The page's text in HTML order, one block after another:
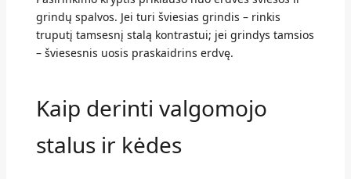
grindų spalvos. Jei turi šviesias grindis – rinkis
truputį tamsesnį stalą kontrastui; jei grindys tamsios
– šviesesnis uosis praskaidrins erdvę.
Kaip derinti valgomojo
stalus ir kėdes